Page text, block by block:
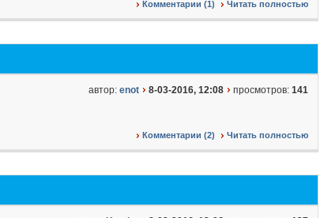
Комментарии (1) Читать полностью
автор: enot 8-03-2016, 12:08 просмотров: 141
Комментарии (2) Читать полностью